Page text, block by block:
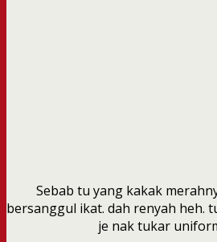
Sebab tu yang kakak
bersanggul ikat. dah renyah heh.
je nak tukar